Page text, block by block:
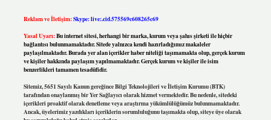
Reklam ve İletişim:Skype: live:.cid.575569c608265c69
Yasal Uyarı:Bu internet sitesi, herhangi bir marka, kurum veya şahıs şirketi ile hiçbir
bağlantısı bulunmamaktadır. Sitede yalnızca kendi hazırladığımız makaleler
paylaşılmaktadır. Burada yer alan içerikler haber niteliği taşımamakta olup, gerçek kurum
ve kişiler hakkında paylaşım yapılmamaktadır. Gerçek kurum ve kişiler ile isim
benzerlikleri tamamen tesadüfidir.
Sitemiz, 5651 Sayılı Kanun gereğince Bilgi Teknolojileri ve İletişim Kurumu (BTK)
tarafından onaylanmış bir Yer Sağlayıcı olarak hizmet vermektedir. Bu nedenle, sitedeki
içerikleri proaktif olarak denetleme veya araştırma yükümlülüğümüz bulunmamaktadır.
Ancak, üyelerimiz yazdıkları içeriklerin sorumluluğunu taşımakta olup, siteye üye olarak